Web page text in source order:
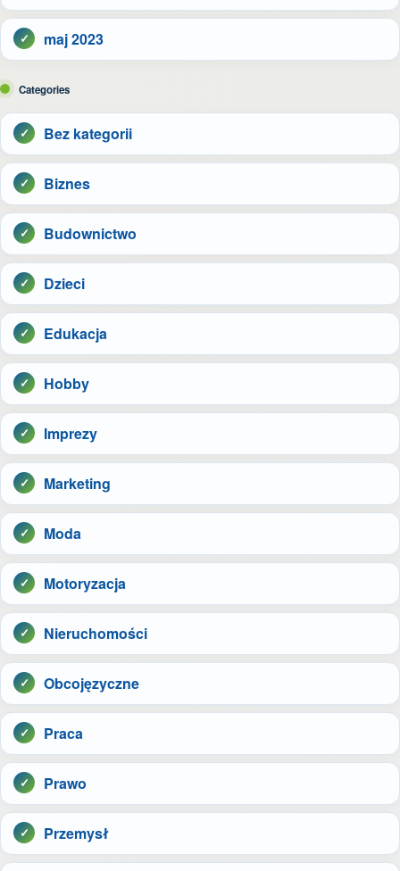
maj 2023
Categories
Bez kategorii
Biznes
Budownictwo
Dzieci
Edukacja
Hobby
Imprezy
Marketing
Moda
Motoryzacja
Nieruchomości
Obcojęzyczne
Praca
Prawo
Przemysł